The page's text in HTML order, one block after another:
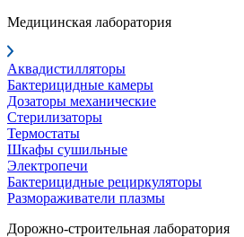
Медицинская лаборатория
Аквадистилляторы
Бактерицидные камеры
Дозаторы механические
Стерилизаторы
Термостаты
Шкафы сушильные
Электропечи
Бактерицидные рециркуляторы
Размораживатели плазмы
Дорожно-строительная лаборатория